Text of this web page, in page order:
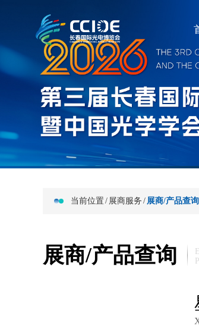
当前位置/ 展商服务 / 展商/产品查询
展商/产品查询